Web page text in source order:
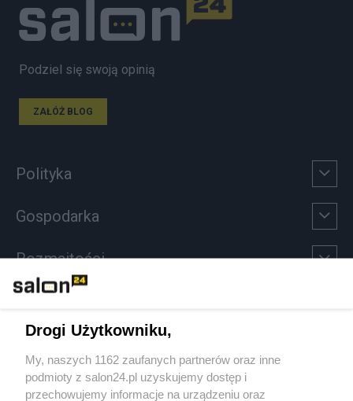
Podziel się swoją opinią
ZAŁÓŻ BLOG
Polityka
Gospodarka
Rozmaitości
Sport
Społeczeństwo
Drogi Użytkowniku,
My, naszych 1162 zaufanych partnerów oraz inne
podmioty z salon24.pl uzyskujemy dostęp i
przechowujemy informacje na urządzeniu oraz